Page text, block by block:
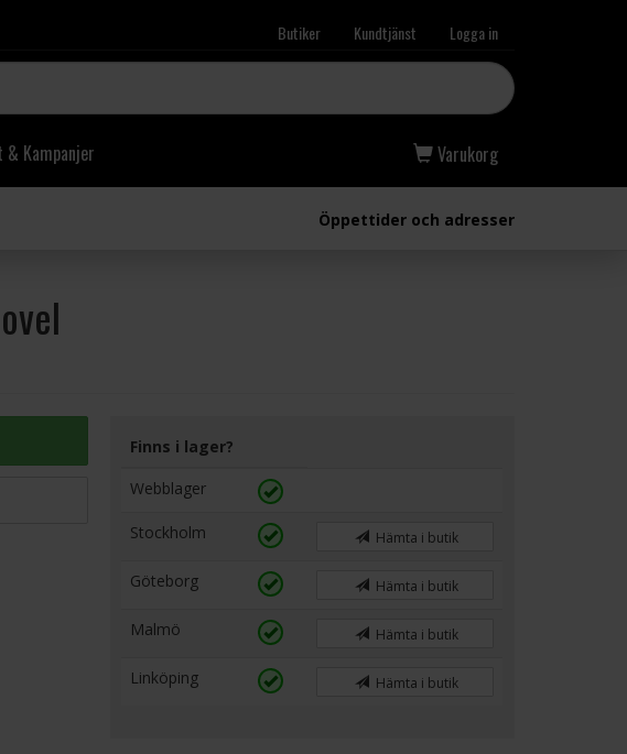
Butiker Kundtjänst Logga in
& Kampanjer Varukorg
Öppettider och adresser
Finns i lager?
Webblager
Stockholm Hämta i butik
Göteborg Hämta i butik
Malmö Hämta i butik
Linköping Hämta i butik